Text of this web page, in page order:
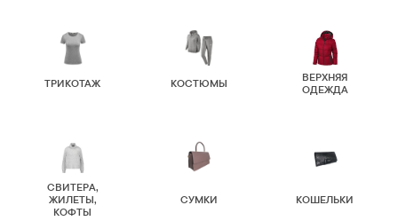
ТРИКОТАЖ КОСТЮМЫ
ВЕРХНЯЯ
ОДЕЖДА
СВИТЕРА,
ЖИЛЕТЫ,
КОФТЫ
СУМКИ КОШЕЛЬКИ